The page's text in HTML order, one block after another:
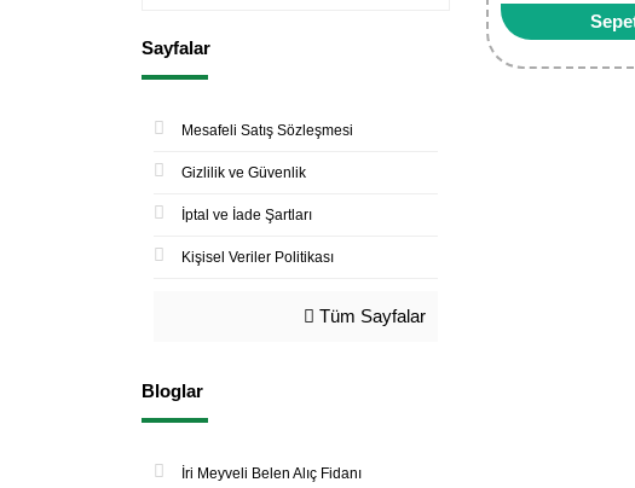
Sayfalar
Mesafeli Satış Sözleşmesi
Gizlilik ve Güvenlik
İptal ve İade Şartları
Kişisel Veriler Politikası
Tüm Sayfalar
Bloglar
İri Meyveli Belen Alıç Fidanı